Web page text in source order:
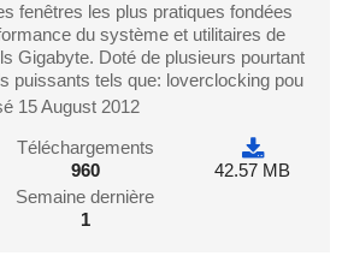
fenêtres les plus pratiques fondées
du système et utilitaires de
Gigabyte. Doté de plusieurs pourtant
puissants tels que: loverclocking pou
15 August 2012
Téléchargements
960
Semaine dernière
1
42.57 MB